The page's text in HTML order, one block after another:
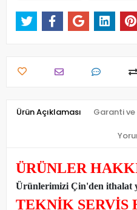
Ürün Açıklaması Garanti
ÜRÜNLER
Ürünlerimizi Çin'den ithalat
TEKNİK SERVİS